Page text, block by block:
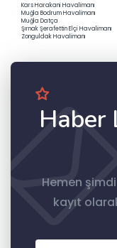
Kars Harakani Havalimanı
Muğla Bodrum Havalimanı
Muğla Datça
Şırnak Şerafettin Elçi Havalimanı
Zonguldak Havalimanı
Haber
Hemen
kayıt